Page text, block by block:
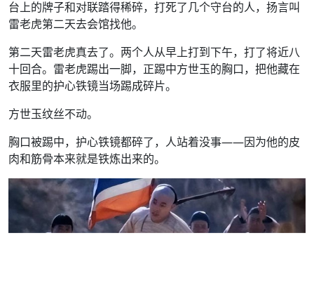
台上的牌子和对联踏得稀碎，打死了几个守台的人，扬言叫
雷老虎第二天去会馆找他。
第二天雷老虎真去了。两个人从早上打到下午，打了将近八
十回合。雷老虎踢出一脚，正踢中方世玉的胸口，把他藏在
衣服里的护心铁镜当场踢成碎片。
方世玉纹丝不动。
胸口被踢中，护心铁镜都碎了，人站着没事——因为他的皮
肉和筋骨本来就是铁炼出来的。